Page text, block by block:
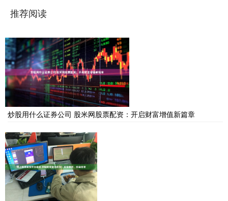
推荐阅读
炒股用什么证券公司 股米网股票配资：开启财富增值新篇章